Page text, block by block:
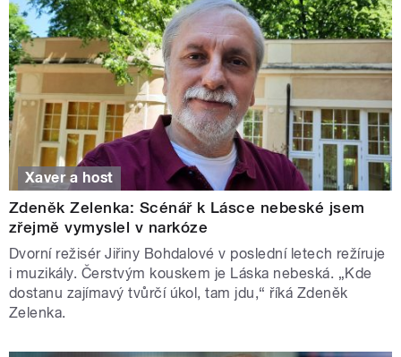
Xaver a host
Zdeněk Zelenka: Scénář k Lásce nebeské jsem
zřejmě vymyslel v narkóze
Dvorní režisér Jiřiny Bohdalové v poslední letech režíruje
i muzikály. Čerstvým kouskem je Láska nebeská. „Kde
dostanu zajímavý tvůrčí úkol, tam jdu,“ říká Zdeněk
Zelenka.